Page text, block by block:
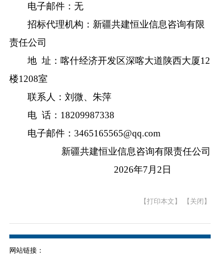
电子邮件： 无
招标代理机构： 新疆共建恒业信息咨询有限
责任公司
地址：喀什经济开发区深喀大道陕西大厦12
楼1208室
联系 人：刘微、朱萍
电话： 18209987338
电子邮件： 3465165565@qq.com
新疆共建恒业信息咨询有限责任公司
2026年7 月 2 日
【打印本文】 【关闭】
网站链接：